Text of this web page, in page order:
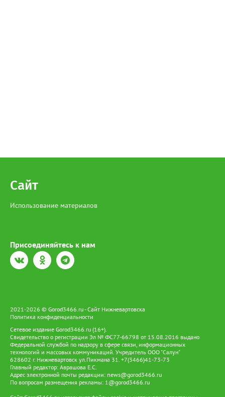
Сайт
Использование материалов
Присоединяйтесь к нам
2021-2026 © Gorod3466.ru - Сайт Нижневартовска
Политика конфиденциальности
Сетевое издание Gorod3466.ru (16+).
Свидетельство о регистрации Эл № ФС77-66798 от 15.08.2016 выдано
Федеральной службой по надзору в сфере связи, информационных
технологий и массовых коммуникаций. Учредитель ООО "Салун"
628602 г. Нижневартовск ул.Пикмана 31. +7(3466)41-73-73
Главный редактор: Аврашова Е.С.
Адрес электронной почты редакции: news@gorod3466.ru
По вопросам размещения рекламы: 1@gorod3466.ru